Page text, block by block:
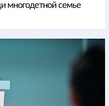
многодетной семье